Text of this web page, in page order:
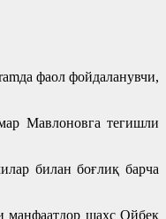
фаол фойдаланувчи,
Мавлоновга тегишли
билан боғлиқ барча
манфаатдор шахс Ойбек